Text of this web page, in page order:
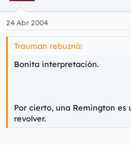
24 Abr 2004
Trauman rebuznó:
Bonita interpretación.
Por cierto, una Remington es
revolver.